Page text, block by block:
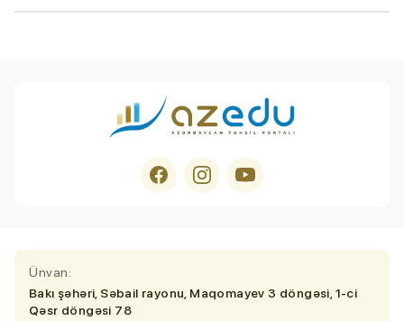
Ünvan:
Bakı şəhəri, Səbail rayonu, Maqomayev 3 döngəsi, 1-ci
Qəsr döngəsi 78